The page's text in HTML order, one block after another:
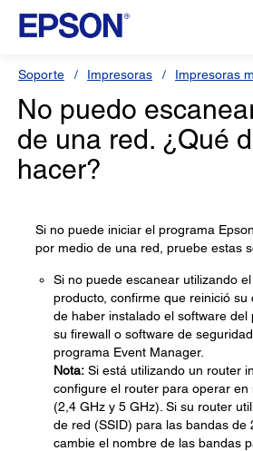
Soporte Impresoras Impresoras
No puedo
de una red. ¿Qué
hacer?
Si no puede iniciar el programa
por medio de una red, pruebe estas
Si no puede escanear utilizando
producto, confirme que reinició
de haber instalado el software del
su firewall o software de
programa Event Manager.
Nota: Si está utilizando un router
configure el router para operar
(2,4 GHz y 5 GHz). Si su router
de red (SSID) para las bandas de
cambie el nombre de las bandas